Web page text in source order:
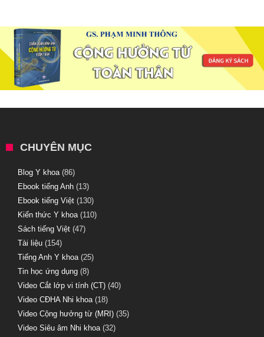
CHUYÊN MỤC
Blog Y khoa(86)
Ebook tiếng Anh (13)
Ebook tiếng Việt (130)
Kiến thức Y khoa(110)
Sách tiếng Việt (47)
Tài liệu (154)
Tiếng Anh Y khoa(25)
Tin học ứng dụng (8)
Video Cắt lớp vi tính (CT) (40)
Video CĐHA Nhi khoa(18)
Video Cộng hưởng từ (MRI) (35)
Video Siêu âm Nhi khoa(32)